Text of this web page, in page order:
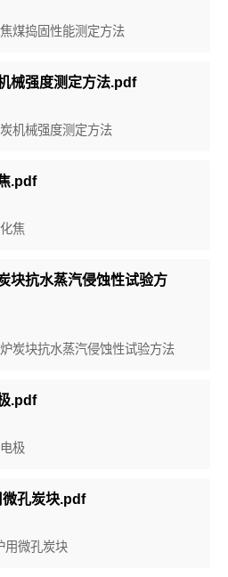
煤捣固性能测定方法
械强度测定方法.pdf
机械强度测定方法
.pdf
焦
块抗水蒸汽侵蚀性试验方
炭块抗水蒸汽侵蚀性试验方法
.pdf
极
孔炭块.pdf
用微孔炭块